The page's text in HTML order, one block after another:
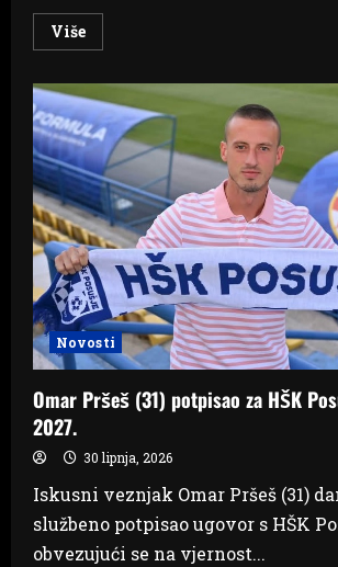
VišeRead
more
Turnir
MZ,
sela
zaselaka
i
gradskih
četvrti
općine
Posušje
Novosti
Omar Pršeš (31) potpisao za HŠK
2027.
30 lipnja, 2026
Iskusni veznjak Omar Pršeš (31)
službeno potpisao ugovor s HŠK
obvezujući se na vjernost...